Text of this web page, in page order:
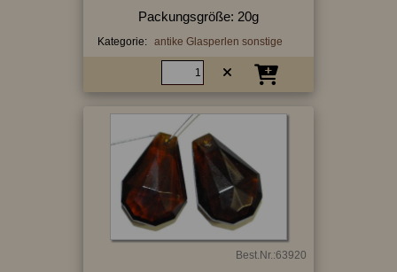
Packungsgröße: 20g
Kategorie: antike Glasperlen sonstige
Best.Nr.:63920